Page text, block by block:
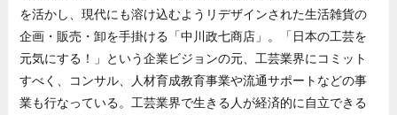
を活かし、現代にも溶け込むようリデザインされた生活雑貨の
企画・販売・卸を手掛ける「中川政七商店」。「日本の工芸を
元気にする！」という企業ビジョンの元、工芸業界にコミット
すべく、コンサル、人材育成教育事業や流通サポートなどの事
業も行なっている。工芸業界で生きる人が経済的に自立できる